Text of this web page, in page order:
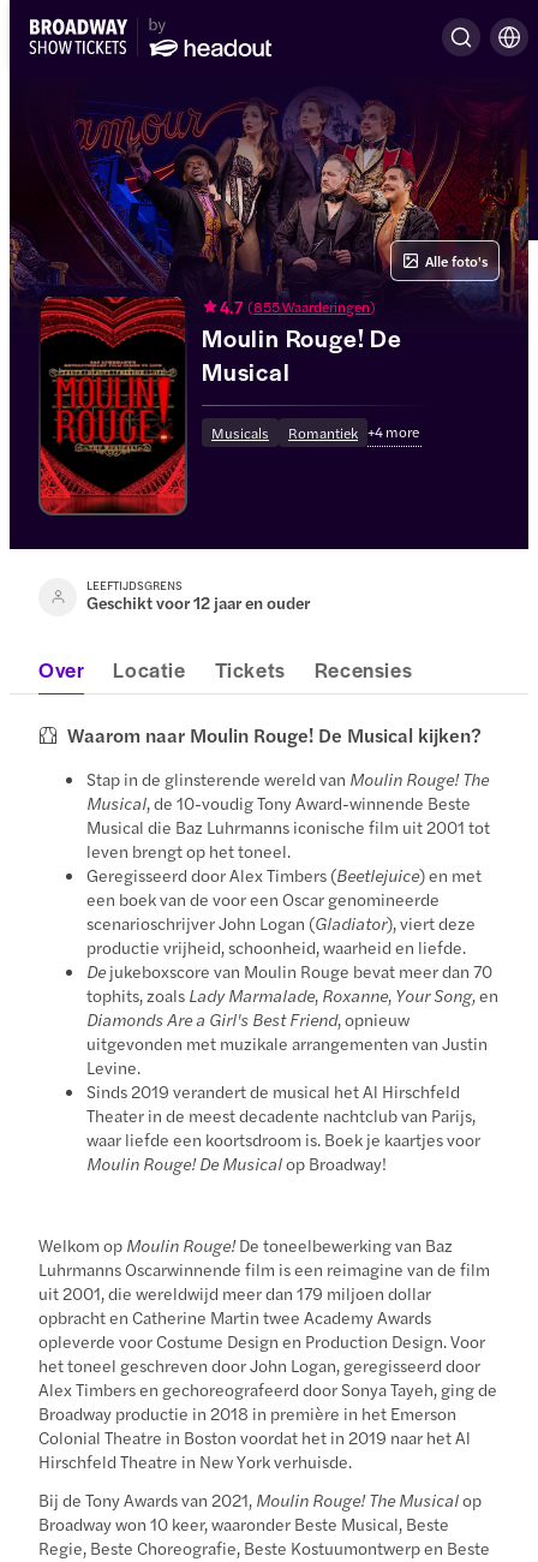
4.7 (855 Waarderingen)
Moulin Rouge! De
Musical
Musicals Romantiek +4more
Alle foto's
LEEFTIJDSGRENS
Geschikt voor 12 jaar en ouder
Over Locatie Tickets Recensies
Waarom naar Moulin Rouge! De Musical kijken?
Stap in de glinsterende wereld van Moulin Rouge! The
Musical, de 10-voudig Tony Award-winnende Beste
Musical die Baz Luhrmanns iconische film uit 2001 tot
leven brengt op het toneel.
Geregisseerd door Alex Timbers (Beetlejuice) en met
een boek van de voor een Oscar genomineerde
scenarioschrijver John Logan (Gladiator), viert deze
productie vrijheid, schoonheid, waarheid en liefde.
Dejukeboxscore van Moulin Rouge bevat meer dan 70
tophits, zoals Lady Marmalade, Roxanne, Your Song,en
Diamonds Are a Girl's Best Friend, opnieuw
uitgevonden met muzikale arrangementen van Justin
Levine.
Sinds 2019 verandert de musical het Al Hirschfeld
Theater in de meest decadente nachtclub van Parijs,
waar liefde een koortsdroom is. Boek je kaartjes voor
Moulin Rouge! De Musicalop Broadway!
Welkom op Moulin Rouge!De toneelbewerking van Baz
Luhrmanns Oscarwinnende film is een reimagine van de film
uit 2001, die wereldwijd meer dan 179 miljoen dollar
opbracht en Catherine Martin twee Academy Awards
opleverde voor Costume Design en Production Design. Voor
het toneel geschreven door John Logan, geregisseerd door
Alex Timbers en gechoreografeerd door Sonya Tayeh, ging de
Broadway productie in 2018 in première in het Emerson
Colonial Theatre in Boston voordat het in 2019 naar het Al
Hirschfeld Theatre in New York verhuisde.
Bij de Tony Awards van 2021, Moulin Rouge! The Musicalop
Broadway won 10 keer, waaronder Beste Musical, Beste
Regie, Beste Choreografie, Beste Kostuumontwerp en Beste